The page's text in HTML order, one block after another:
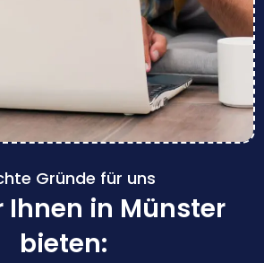
Gründe für uns
Ihnen in Münster
bieten: